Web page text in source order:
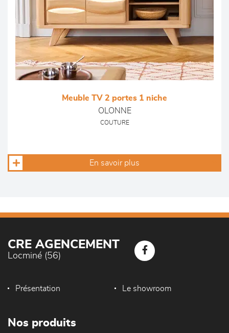
Meuble TV 2 portes 1 niche
OLONNE
COUTURE
En savoir plus
CRE AGENCEMENT
Locminé (56)
Présentation Le showroom
Nos produits